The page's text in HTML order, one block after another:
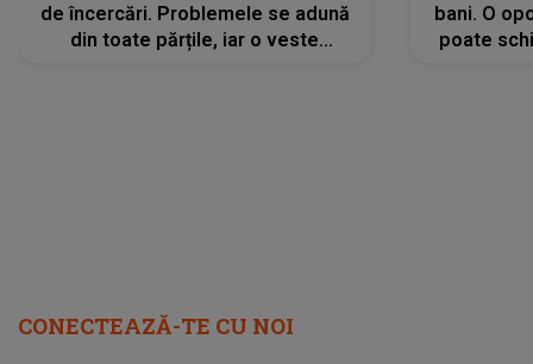
de încercări. Problemele se adună
din toate părțile, iar o veste
bani. O
poate
CONECTEAZĂ-TE CU NOI